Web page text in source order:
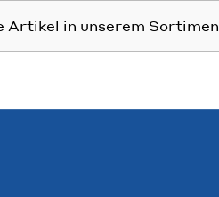
Artikel in unserem